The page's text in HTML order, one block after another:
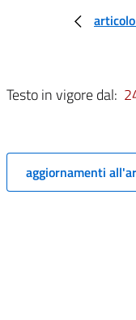
Testo in vigore dal:
aggiornamenti